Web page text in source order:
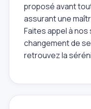
proposé avant
assurant une
Faites appel à
changement de
retrouvez la